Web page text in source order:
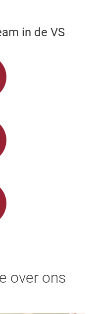
in de VS
over ons